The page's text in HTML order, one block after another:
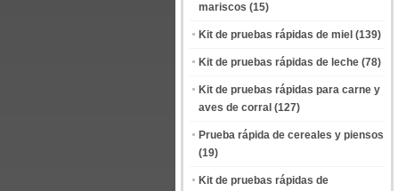
mariscos (15)
Kit de pruebas rápidas de miel (139)
Kit de pruebas rápidas de leche (78)
Kit de pruebas rápidas para carne y
aves de corral (127)
Prueba rápida de cereales y piensos
(19)
Kit de pruebas rápidas de